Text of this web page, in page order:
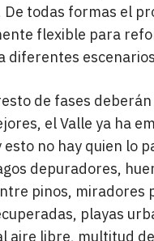
De todas formas el
flexible para
diferentes
de fases
el Valle ya ha
no hay quien lo
depuradores,
pinos, miradores
playas
aire libre, multitud